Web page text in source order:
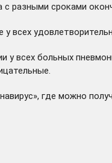
разными сроками
всех больных
где можно